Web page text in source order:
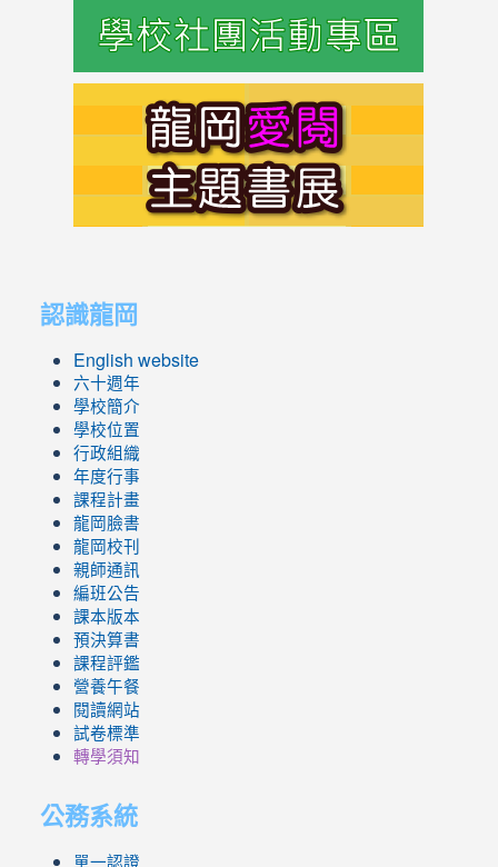
認識龍岡
English website
六十週年
學校簡介
學校位置
行政組織
年度行事
課程計畫
龍岡臉書
龍岡校刊
親師通訊
編班公告
課本版本
預決算書
課程評鑑
營養午餐
閱讀網站
試卷標準
轉學須知
公務系統
單一認證